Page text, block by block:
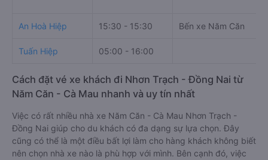
An Hoà Hiệp 15:30 - 15:30 Bến xe Năm Căn
Tuấn Hiệp 05:00 - 16:00
Cách đặt vé xe khách đi Nhơn Trạch - Đồng Nai từ
Năm Căn - Cà Mau nhanh và uy tín nhất
Việc có rất nhiều nhà xe Năm Căn - Cà Mau Nhơn Trạch -
Đồng Nai giúp cho du khách có đa dạng sự lựa chọn. Đây
cũng có thể là một điều bất lợi làm cho hàng khách không biết
nên chọn nhà xe nào là phù hợp với mình. Bên cạnh đó, việc